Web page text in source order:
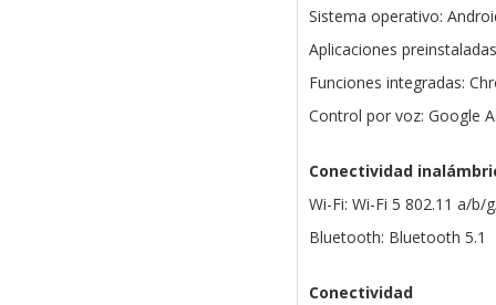
Sistema operativo:
Aplicaciones
Funciones integradas:
Control por voz: Google
Conectividad
Wi-Fi: Wi-Fi 5 802.11 a/b/
Bluetooth: Bluetooth 5.1
Conectividad